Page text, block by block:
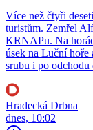
Více než čtyři
turistům. Zemřel
KRNAPu. Na
úsek na Luční
srubu i po odchodu
Hradecká Drbna
dnes, 10:02